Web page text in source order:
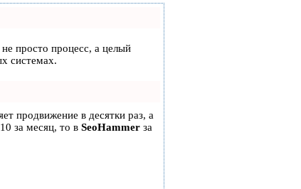
просто процесс, а целый
системах.
продвижение в десятки раз, а
за месяц, то в SeoHammer за